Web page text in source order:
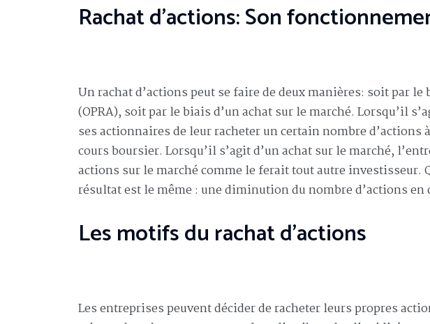
Rachat d’actions: Son
Un rachat d’actions peut se faire de deux manières: soit par
(OPRA), soit par le biais d’un achat sur le marché. Lorsqu’il
ses actionnaires de leur racheter un certain nombre d’actions
cours boursier. Lorsqu’il s’agit d’un achat sur le marché,
actions sur le marché comme le ferait tout autre investisseur.
résultat est le même : une diminution du nombre d’actions
Les motifs du rachat d’actions
Les entreprises peuvent décider de racheter leurs propres